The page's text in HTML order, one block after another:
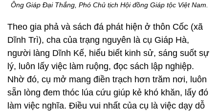
Ông Giáp Đại Thắng, Phó Chủ tịch Hội đồng Giáp tộc Việt Nam.
Theo gia phả và sách đá phát hiện ở thôn Cốc (xã
Dĩnh Trì), cha của trạng nguyên là cụ Giáp Hà,
người làng Dĩnh Kế, hiểu biết kinh sử, sáng suốt sự
lý, luôn lấy việc làm ruộng, đọc sách lập nghiệp.
Nhờ đó, cụ mở mang điền trạch hơn trăm nơi, luôn
sẵn lòng đem thóc lúa cứu giúp kẻ khó khăn, lấy đó
làm việc nghĩa. Điều vui nhất của cụ là việc dạy dỗ